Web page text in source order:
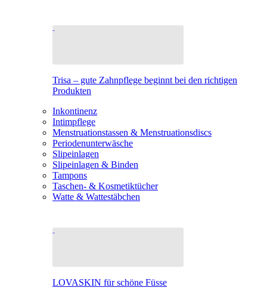
Trisa – gute Zahnpflege beginnt bei den richtigen
Produkten
Inkontinenz
Intimpflege
Menstruationstassen & Menstruationsdiscs
Periodenunterwäsche
Slipeinlagen
Slipeinlagen & Binden
Tampons
Taschen- & Kosmetiktücher
Watte & Wattestäbchen
LOVASKIN für schöne Füsse